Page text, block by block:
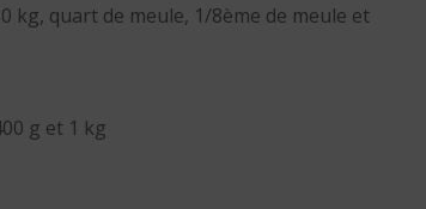
kg, quart de meule, 1/8ème de meule et
g et 1 kg